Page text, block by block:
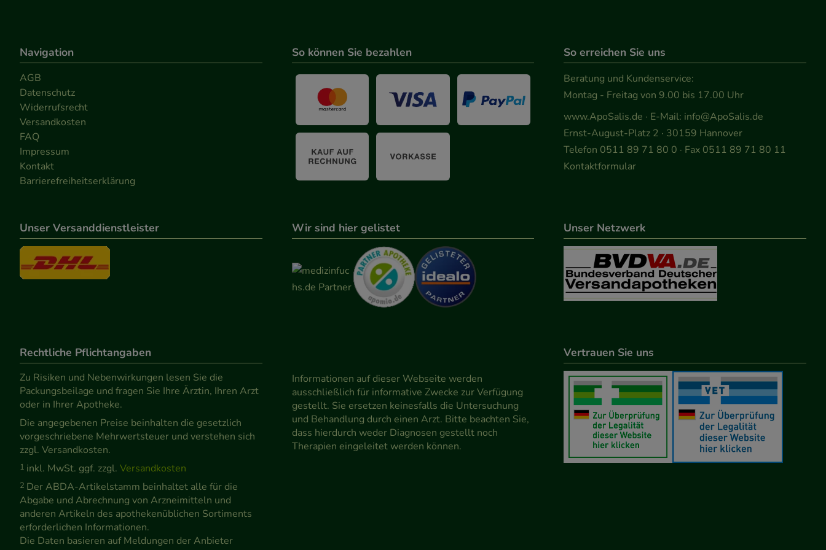
Navigation
AGB
Datenschutz
Widerrufsrecht
Versandkosten
FAQ
Impressum
Kontakt
Barrierefreiheitserklärung
So können Sie bezahlen So erreichen Sie uns
Beratung und Kundenservice:
Montag - Freitag von 9.00 bis 17.00 Uhr
www.ApoSalis.de · E-Mail: info@ApoSalis.de
Ernst-August-Platz 2 · 30159 Hannover
Telefon 0511 89 71 80 0 · Fax 0511 89 71 80 11
Kontaktformular
Unser Versanddienstleister Wir sind hier gelistet Unser Netzwerk
Rechtliche Pflichtangaben
Zu Risiken und Nebenwirkungen lesen Sie die
Packungsbeilage und fragen Sie Ihre Ärztin, Ihren Arzt
oder in Ihrer Apotheke.
Die angegebenen Preise beinhalten die gesetzlich
vorgeschriebene Mehrwertsteuer und verstehen sich
zzgl. Versandkosten.
1 inkl. MwSt. ggf. zzgl. Versandkosten
2 Der ABDA-Artikelstamm beinhaltet alle für die
Abgabe und Abrechnung von Arzneimitteln und
anderen Artikeln des apothekenüblichen Sortiments
erforderlichen Informationen.
Die Daten basieren auf Meldungen der Anbieter
Informationen auf dieser Webseite werden
ausschließlich für informative Zwecke zur Verfügung
gestellt. Sie ersetzen keinesfalls die Untersuchung
und Behandlung durch einen Arzt. Bitte beachten Sie,
dass hierdurch weder Diagnosen gestellt noch
Therapien eingeleitet werden können.
Vertrauen Sie uns